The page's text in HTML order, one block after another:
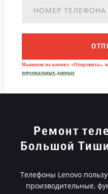
Нажимая на кнопку «Отправить»,
персональных данных
Ремонт
Большой
Телефоны Lenovo
производительные,